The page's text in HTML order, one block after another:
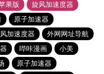
果版
旋风加速度器
原子加速器
加速度器
外网网址导航
哔咔漫画
小美
原子加速器